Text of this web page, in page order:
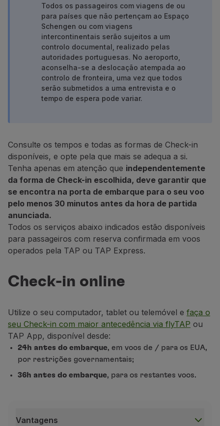
Refeições a bordo
Entretenimento
Gerir reserva
Gestão da Reserva
Extras e Upgrades
Fatura online
TAP Vouchers
Informações de Check-in
TAP Miles&Go
Programa TAP Miles&Go
Conhecer o Programa
Acumular milhas
Utilizar milhas
Parceiros
Club TAP Miles&Go
Promoções e Ofertas
Central de ajuda
Pedidos e reclamações
Contactos
Reembolsos
Fatura online
Bagagem perdida / danificada
Voo atrasado / cancelado
Todos os passageiros com viagens de ou
para países que não pertençam ao Espaço
Schengen ou com viagens
intercontinentais serão sujeitos a um
controlo documental, realizado pelas
autoridades portuguesas. No aeroporto,
aconselha-se a deslocação atempada ao
controlo de fronteira, uma vez que todos
serão submetidos a uma entrevista e o
tempo de espera pode variar.
Consulte os tempos e todas as formas de Check-in
disponíveis, e opte pela que mais se adequa a si.
Tenha apenas em atenção que independentemente
da forma de Check-in escolhida, deve garantir que
se encontra na porta de embarque para o seu voo
pelo menos 30 minutos antes da hora de partida
anunciada.
Todos os serviços abaixo indicados estão disponíveis
para passageiros com reserva confirmada em voos
operados pela TAP ou TAP Express.
Check-in online
Utilize o seu computador, tablet ou telemóvel e faça o
seu Check-in com maior antecedência via flyTAP ou
TAP App, disponível desde:
24h antes do embarque, em voos de / para os EUA,
por restrições governamentais;
36h antes do embarque, para os restantes voos.
Vantagens